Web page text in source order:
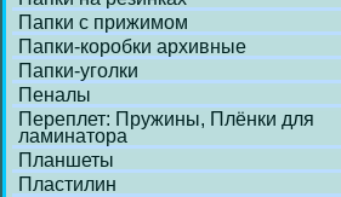
Папки с прижимом
Папки-коробки архивные
Папки-уголки
Пеналы
Переплет: Пружины, Плёнки для
ламинатора
Планшеты
Пластилин